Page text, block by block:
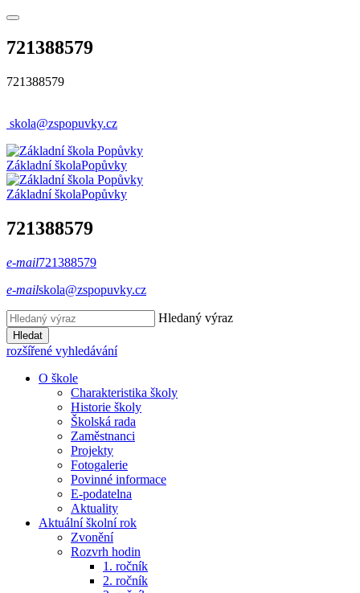
721388579
721388579
skola@zspopuvky.cz
Základní školaPopůvky
Základní školaPopůvky
721388579
e-mail721388579
e-mailskola@zspopuvky.cz
Hledaný výraz
Hledat
rozšířené vyhledávání
O škole
Charakteristika školy
Historie školy
Školská rada
Zaměstnanci
Projekty
Fotogalerie
Povinné informace
E-podatelna
Aktuality
Aktuální školní rok
Zvonění
Rozvrh hodin
1. ročník
2. ročník